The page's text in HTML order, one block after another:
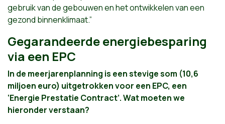
gebruik van de gebouwen en het ontwikkelen van een
gezond binnenklimaat.”
Gegarandeerde energiebesparing
via een EPC
In de meerjarenplanning is een stevige som (10,6
miljoen euro) uitgetrokken voor een EPC, een
‘Energie Prestatie Contract’. Wat moeten we
hieronder verstaan?